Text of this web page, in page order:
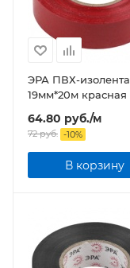
ЭРА ПВХ-изолента
19мм*20м красная
64.80 руб./м
72руб. -10%
В корзину